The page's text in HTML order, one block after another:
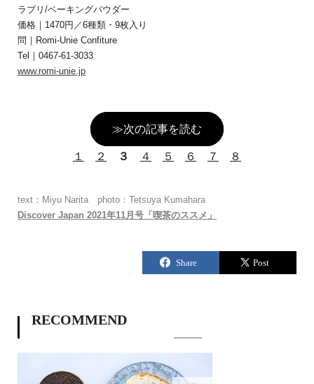
ラブリ/ベーキングパウダー
価格｜1470円／6種類・9枚入り
問｜Romi-Unie Confiture
Tel｜0467-61-3033
www.romi-unie.jp
≫次の記事を読む
１ ２ ３ ４ ５ ６ ７ ８
text：Miyu Narita photo：Tetsuya Kumahara
Discover Japan 2021年11月号「喫茶のススメ」
RECOMMEND